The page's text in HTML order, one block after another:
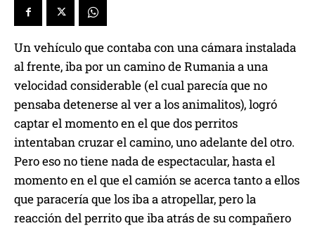
Un vehículo que contaba con una cámara instalada
al frente, iba por un camino de Rumania a una
velocidad considerable (el cual parecía que no
pensaba detenerse al ver a los animalitos), logró
captar el momento en el que dos perritos
intentaban cruzar el camino, uno adelante del otro.
Pero eso no tiene nada de espectacular, hasta el
momento en el que el camión se acerca tanto a ellos
que paracería que los iba a atropellar, pero la
reacción del perrito que iba atrás de su compañero